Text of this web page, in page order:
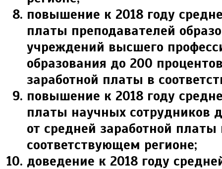
повышение к 2018 году
платы преподавателей
учреждений высшего
образования до 200
заработной платы в
повышение к 2018 году
платы научных сотрудников
от средней заработной платы
соответствующем регионе;
доведение к 2018 году